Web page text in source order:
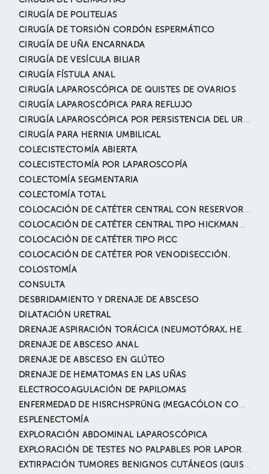
CIRUGÍA DE POLITELIAS
CIRUGÍA DE TORSIÓN CORDÓN ESPERMÁTICO
CIRUGÍA DE UÑA ENCARNADA
CIRUGÍA DE VESÍCULA BILIAR
CIRUGÍA FÍSTULA ANAL
CIRUGÍA LAPAROSCÓPICA DE QUISTES DE OVARIOS
CIRUGÍA LAPAROSCÓPICA PARA REFLUJO
CIRUGÍA LAPAROSCÓPICA POR PERSISTENCIA DEL URACO
CIRUGÍA PARA HERNIA UMBILICAL
COLECISTECTOMÍA ABIERTA
COLECISTECTOMÍA POR LAPAROSCOPÍA
COLECTOMÍA SEGMENTARIA
COLECTOMÍA TOTAL
COLOCACIÓN DE CATÉTER CENTRAL CON RESERVORIO (PARA TRATAMIENTO ONCOLÓGICO).
COLOCACIÓN DE CATÉTER CENTRAL TIPO HICKMANN-BROVIAC
COLOCACIÓN DE CATÉTER TIPO PICC
COLOCACIÓN DE CATÉTER POR VENODISECCIÓN.
COLOSTOMÍA
CONSULTA
DESBRIDAMIENTO Y DRENAJE DE ABSCESO
DILATACIÓN URETRAL
DRENAJE ASPIRACIÓN TORÁCICA (NEUMOTÓRAX, HEMOTÓRAX, DERRAME PLEURAL, ETC.)
DRENAJE DE ABSCESO ANAL
DRENAJE DE ABSCESO EN GLÚTEO
DRENAJE DE HEMATOMAS EN LAS UÑAS
ELECTROCOAGULACIÓN DE PAPILOMAS
ENFERMEDAD DE HISRCHSPRÜNG (MEGACÓLON CONGÉNITO).
ESPLENECTOMÍA
EXPLORACIÓN ABDOMINAL LAPAROSCÓPICA
EXPLORACIÓN DE TESTES NO PALPABLES POR LAPOROSCOPÍA
EXTIRPACIÓN TUMORES BENIGNOS CUTÁNEOS (QUISTE EPIDÉRMICO, NEVUS, LIPOMAS, ANGIOMAS, ETC.)